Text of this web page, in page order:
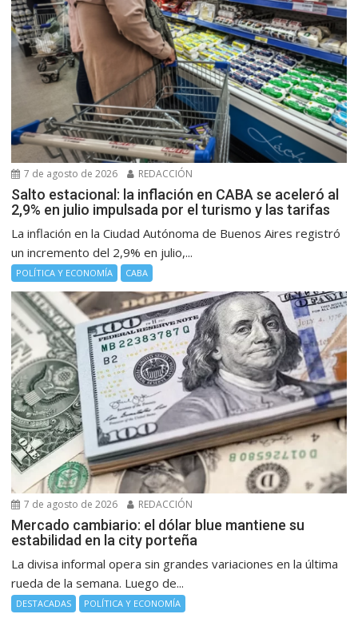
7 de agosto de 2026 REDACCIÓN
Salto estacional: la inflación en CABA se aceleró al
2,9% en julio impulsada por el turismo y las tarifas
La inflación en la Ciudad Autónoma de Buenos Aires registró
un incremento del 2,9% en julio,...
POLÍTICA Y ECONOMÍA CABA
7 de agosto de 2026 REDACCIÓN
Mercado cambiario: el dólar blue mantiene su
estabilidad en la city porteña
La divisa informal opera sin grandes variaciones en la última
rueda de la semana. Luego de...
DESTACADAS POLÍTICA Y ECONOMÍA